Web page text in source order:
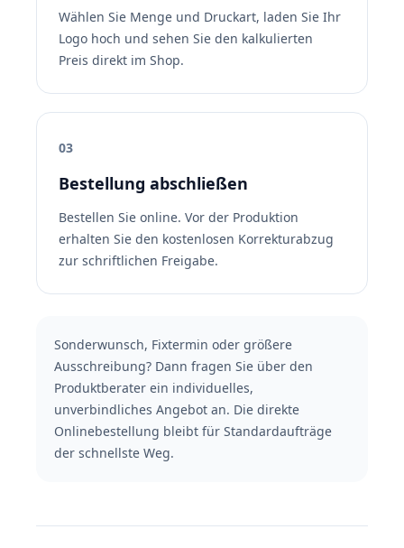
Wählen Sie Menge und Druckart, laden Sie Ihr
Logo hoch und sehen Sie den kalkulierten
Preis direkt im Shop.
03
Bestellung abschließen
Bestellen Sie online. Vor der Produktion
erhalten Sie den kostenlosen Korrekturabzug
zur schriftlichen Freigabe.
Sonderwunsch, Fixtermin oder größere
Ausschreibung? Dann fragen Sie über den
Produktberater ein individuelles,
unverbindliches Angebot an. Die direkte
Onlinebestellung bleibt für Standardaufträge
der schnellste Weg.